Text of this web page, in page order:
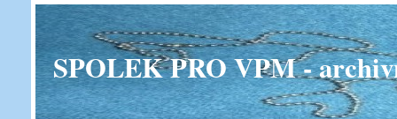
SPOLEK PRO VPM -